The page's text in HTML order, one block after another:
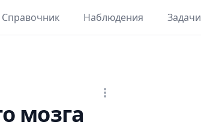
Справочник Наблюдения Задачи
мозга